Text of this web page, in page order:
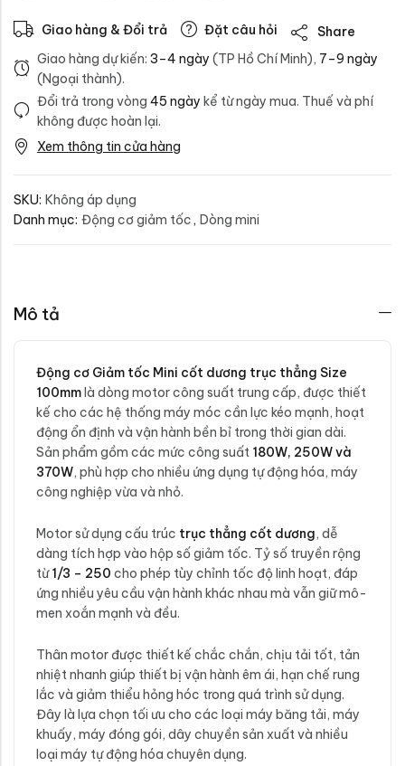
Giao hàng & Đổi trả Đặt câu hỏi
Share
Giao hàng dự kiến: 3–4 ngày (TP Hồ Chí Minh), 7–9 ngày
(Ngoại thành).
Đổi trả trong vòng 45 ngày kể từ ngày mua. Thuế và phí
không được hoàn lại.
Xem thông tin cửa hàng
SKU: Không áp dụng
Danh mục: Động cơ giảm tốc, Dòng mini
Mô tả
Động cơ Giảm tốc Mini cốt dương trục thẳng Size
100mmlà dòng motor công suất trung cấp, được thiết
kế cho các hệ thống máy móc cần lực kéo mạnh, hoạt
động ổn định và vận hành bền bỉ trong thời gian dài.
Sản phẩm gồm các mức công suất 180W, 250W và
370W, phù hợp cho nhiều ứng dụng tự động hóa, máy
công nghiệp vừa và nhỏ.
Motor sử dụng cấu trúc trục thẳng cốt dương, dễ
dàng tích hợp vào hộp số giảm tốc. Tỷ số truyền rộng
từ1/3 – 250 cho phép tùy chỉnh tốc độ linh hoạt, đáp
ứng nhiều yêu cầu vận hành khác nhau mà vẫn giữ mô-
men xoắn mạnh và đều.
Thân motor được thiết kế chắc chắn, chịu tải tốt, tản
nhiệt nhanh giúp thiết bị vận hành êm ái, hạn chế rung
lắc và giảm thiểu hỏng hóc trong quá trình sử dụng.
Đây là lựa chọn tối ưu cho các loại máy băng tải, máy
khuấy, máy đóng gói, dây chuyền sản xuất và nhiều
loại máy tự động hóa chuyên dụng.